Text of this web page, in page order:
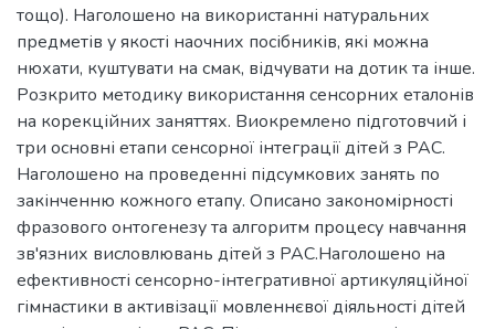
тощо). Наголошено на використанні натуральних
предметів у якості наочних посібників, які можна
нюхати, куштувати на смак, відчувати на дотик та інше.
Розкрито методику використання сенсорних еталонів
на корекційних заняттях. Виокремлено підготовчий і
три основні етапи сенсорної інтеграції дітей з РАС.
Наголошено на проведенні підсумкових занять по
закінченню кожного етапу. Описано закономірності
фразового онтогенезу та алгоритм процесу навчання
зв'язних висловлювань дітей з РАС.Наголошено на
ефективності сенсорно-інтегративної артикуляційної
гімнастики в активізації мовленнєвої діяльності дітей